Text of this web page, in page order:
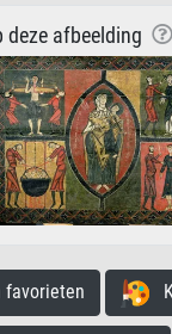
deze afbeelding
favorieten